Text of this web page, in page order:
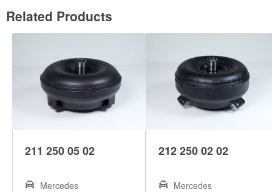
Related Products
211 250 05 02
Mercedes
212 250 02 02
Mercedes